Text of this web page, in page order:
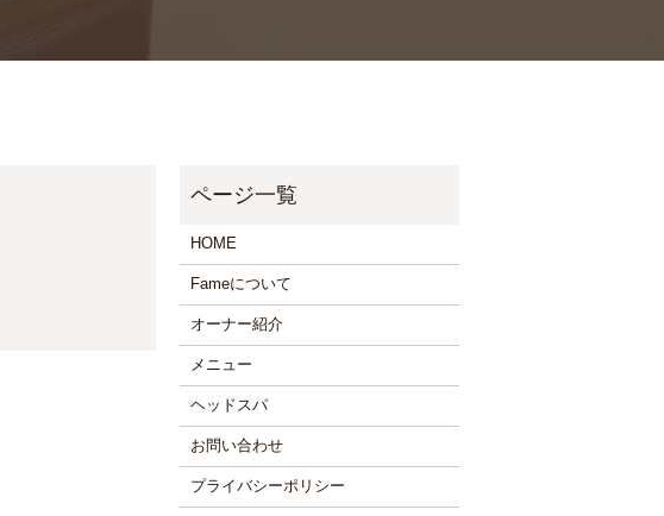
HOME
Fameについて
オーナー紹介
メニュー
ヘッドスパ
お問い合わせ
プライバシーポリシー